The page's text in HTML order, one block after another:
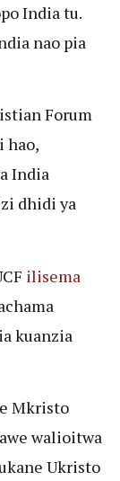
India tu.
nao pia
Forum
hao,
India
dhidi ya
ilisema
kuanzia
Mkristo
walioitwa
Ukristo